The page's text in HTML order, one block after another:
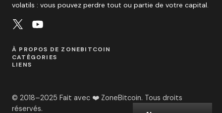
volatils : vous pouvez perdre tout ou partie de votre capital.
À PROPOS DE ZONEBITCOIN
CATÉGORIES
LIENS
© 2018–2025 Fait avec ❤️ ZoneBitcoin. Tous droits
réservés.